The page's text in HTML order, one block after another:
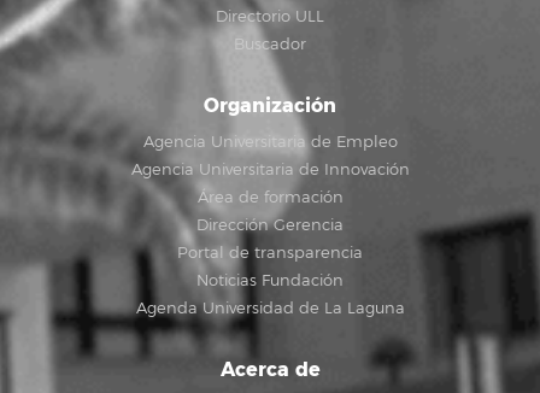
Directorio ULL
Buscador
Organización
Agencia Universitaria de Empleo
Agencia Universitaria de Innovación
Área de formación
Dirección Gerencia
Portal de transparencia
Noticias Fundación
Agenda Universidad de La Laguna
Acerca de